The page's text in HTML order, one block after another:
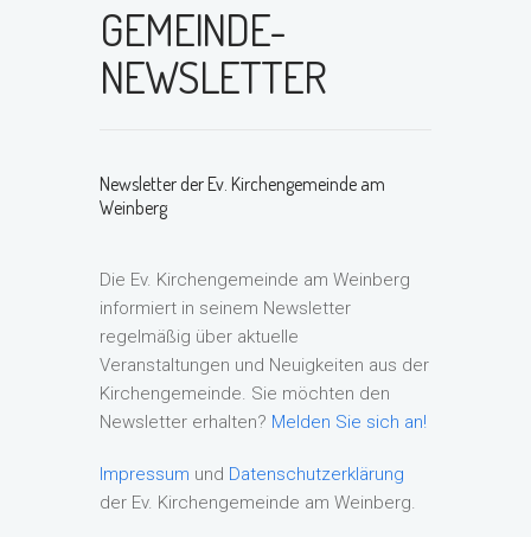
GEMEINDE-
NEWSLETTER
Newsletter der Ev. Kirchengemeinde am
Weinberg
Die Ev. Kirchengemeinde am Weinberg
informiert in seinem Newsletter
regelmäßig über aktuelle
Veranstaltungen und Neuigkeiten aus der
Kirchengemeinde. Sie möchten den
Newsletter erhalten? Melden Sie sich an!
Impressum und Datenschutzerklärung
der Ev. Kirchengemeinde am Weinberg.